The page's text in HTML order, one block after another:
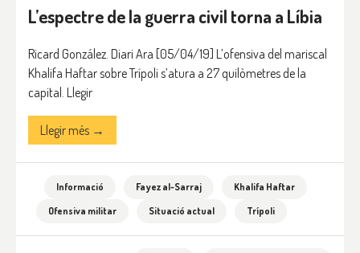
L’espectre de la guerra civil torna a Líbia
Ricard González. Diari Ara [05/04/19] L’ofensiva del mariscal
Khalifa Haftar sobre Trípoli s’atura a 27 quilòmetres de la
capital. Llegir
Llegir més →
Informació Fayez al-Sarraj
Khalifa Haftar
Ofensiva militar
Situació actual Trípoli